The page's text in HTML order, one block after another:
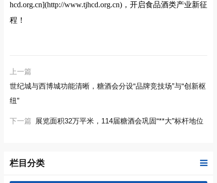
hcd.org.cn](http://www.tjhcd.org.cn)，开启食品酒类产业新征
程！
上一篇
世纪城与西博城功能清晰，糖酒会分设“品牌竞技场”与“创新枢
纽”
下一篇 展览面积32万平米，114届糖酒会巩固“**大”标杆地位
栏目分类